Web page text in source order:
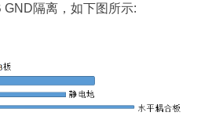
隔离，如下图所示: